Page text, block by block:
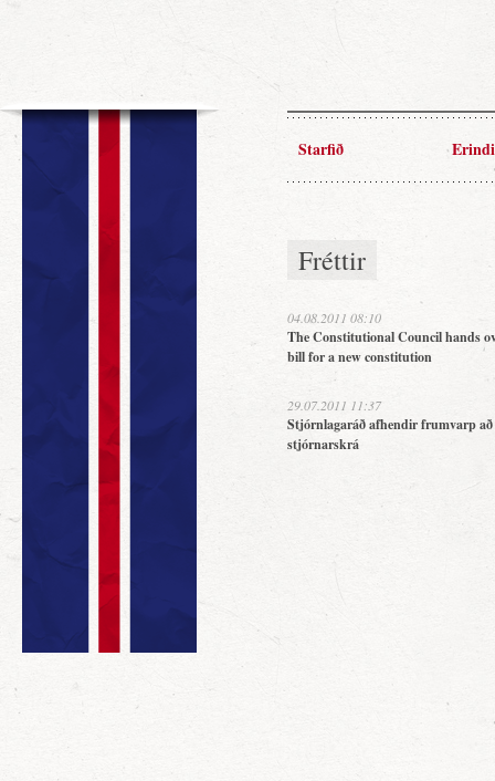
Starfið Erindi
Fréttir
04.08.2011 08:10
The Constitutional Council hands
bill for a new constitution
29.07.2011 11:37
Stjórnlagaráð afhendir frumvarp
stjórnarskrá